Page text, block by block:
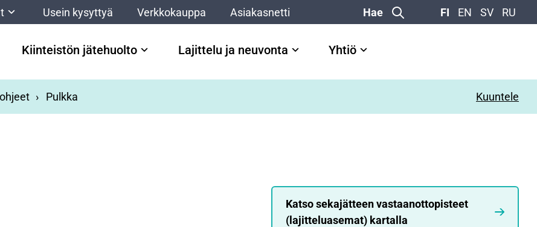
Usein kysyttyä Verkkokauppa Asiakasnetti Hae FI EN SV RU
Kiinteistön jätehuolto Lajittelu ja neuvonta Yhtiö
Pulkka Kuuntele
Katso sekajätteen vastaanottopisteet
(lajitteluasemat) kartalla